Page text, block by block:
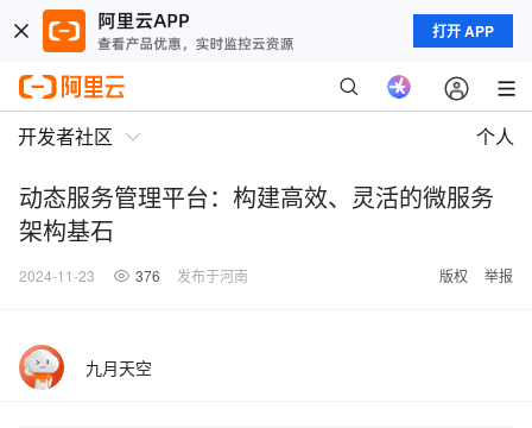
打开 APP
开发者社区 个人
动态服务管理平台：构建高效、灵活的微服务
架构基石
2024-11-23 376 发布于河南 版权 举报
九月天空